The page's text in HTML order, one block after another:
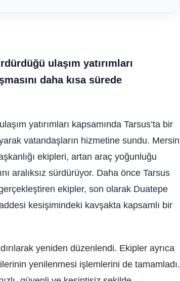
ulaşım yatırımları
daha kısa sürede
yatırımları kapsamında Tarsus’ta bir
vatandaşların hizmetine sundu. Mersin
ekipleri, artan araç yoğunluğu
aralıksız sürdürüyor. Daha önce Tarsus
ekipler, son olarak Duatepe
kesişimindeki kavşakta kapsamlı bir
yeniden düzenlendi. Ekipler ayrıca
yenilenmesi işlemlerini de tamamladı.